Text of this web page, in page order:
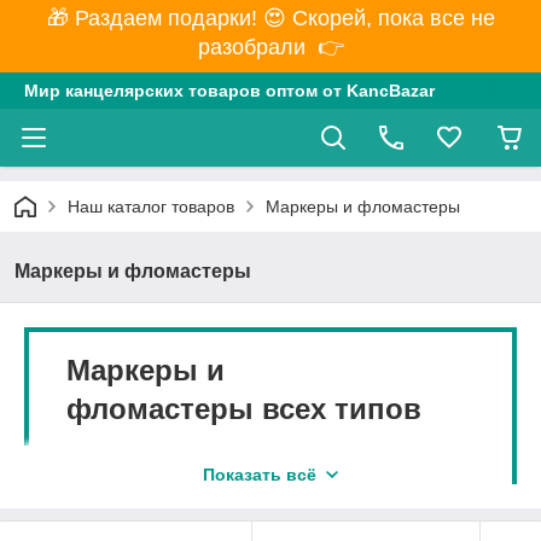
🎁 Раздаем подарки! 😍 Скорей, пока все не
разобрали 👉
Мир канцелярских товаров оптом от KancBazar
Наш каталог товаров Маркеры и фломастеры
Маркеры и фломастеры
Маркеры и
фломастеры всех типов
исключительно для детского досуга.
Показать всё